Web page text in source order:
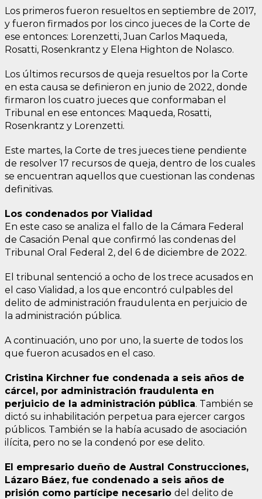
Los primeros fueron resueltos en septiembre de 2017,
y fueron firmados por los cinco jueces de la Corte de
ese entonces: Lorenzetti, Juan Carlos Maqueda,
Rosatti, Rosenkrantz y Elena Highton de Nolasco.
Los últimos recursos de queja resueltos por la Corte
en esta causa se definieron en junio de 2022, donde
firmaron los cuatro jueces que conformaban el
Tribunal en ese entonces: Maqueda, Rosatti,
Rosenkrantz y Lorenzetti.
Este martes, la Corte de tres jueces tiene pendiente
de resolver 17 recursos de queja, dentro de los cuales
se encuentran aquellos que cuestionan las condenas
definitivas.
Los condenados por Vialidad
En este caso se analiza el fallo de la Cámara Federal
de Casación Penal que confirmó las condenas del
Tribunal Oral Federal 2, del 6 de diciembre de 2022.
El tribunal sentenció a ocho de los trece acusados en
el caso Vialidad, a los que encontró culpables del
delito de administración fraudulenta en perjuicio de
la administración pública.
A continuación, uno por uno, la suerte de todos los
que fueron acusados en el caso.
Cristina Kirchner fue condenada a seis años de
cárcel, por administración fraudulenta en
perjuicio de la administración pública. También se
dictó su inhabilitación perpetua para ejercer cargos
públicos. También se la había acusado de asociación
ilícita, pero no se la condenó por ese delito.
El empresario dueño de Austral Construcciones,
Lázaro Báez, fue condenado a seis años de
prisión como partícipe necesario del delito de